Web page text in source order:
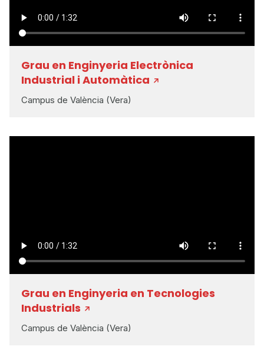
Grau en Enginyeria Electrònica
Industrial i Automàtica
Campus de València (Vera)
Grau en Enginyeria en Tecnologies
Industrials
Campus de València (Vera)